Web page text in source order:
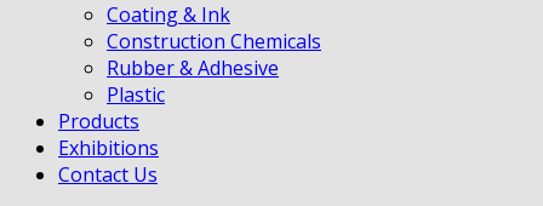
Coating & Ink
Construction Chemicals
Rubber & Adhesive
Plastic
Products
Exhibitions
Contact Us